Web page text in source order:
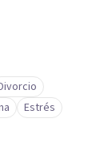
Estrés